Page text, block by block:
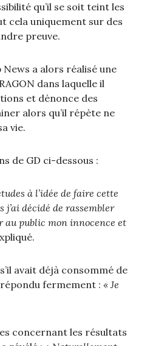
qu’il se soit teint les
cela uniquement sur des
preuve.
News a alors réalisé une
dans laquelle il
et dénonce des
alors qu’il répète ne
vie.
de GD ci-dessous :
à l’idée de faire cette
décidé de rassembler
au public mon innocence et
avait déjà consommé de
répondu fermement :« Je
concernant les résultats